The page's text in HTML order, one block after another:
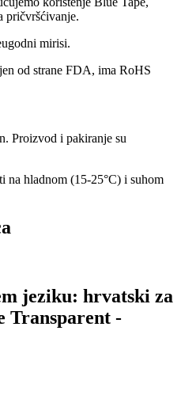
pričvršćivanje.
mirisi.
od strane FDA, ima RoHS
Proizvod i pakiranje su
na hladnom (15-25°C) i suhom
jeziku: hrvatski za
Transparent -